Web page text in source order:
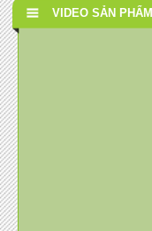
VIDEO SẢN PHẨM